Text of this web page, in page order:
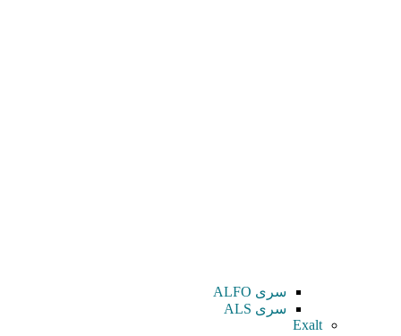
سری ALFO
سری ALS
Exalt